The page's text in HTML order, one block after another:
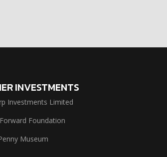
INVESTMENTS
Investments Limited
Foundation
Museum